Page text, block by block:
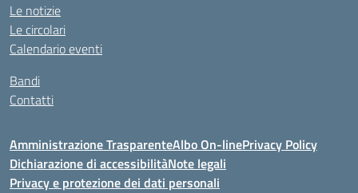
Le notizie
Le circolari
Calendario eventi
Bandi
Contatti
Amministrazione TrasparenteAlbo On-linePrivacy Policy
Dichiarazione di accessibilitàNote legali
Privacy e protezione dei dati personali